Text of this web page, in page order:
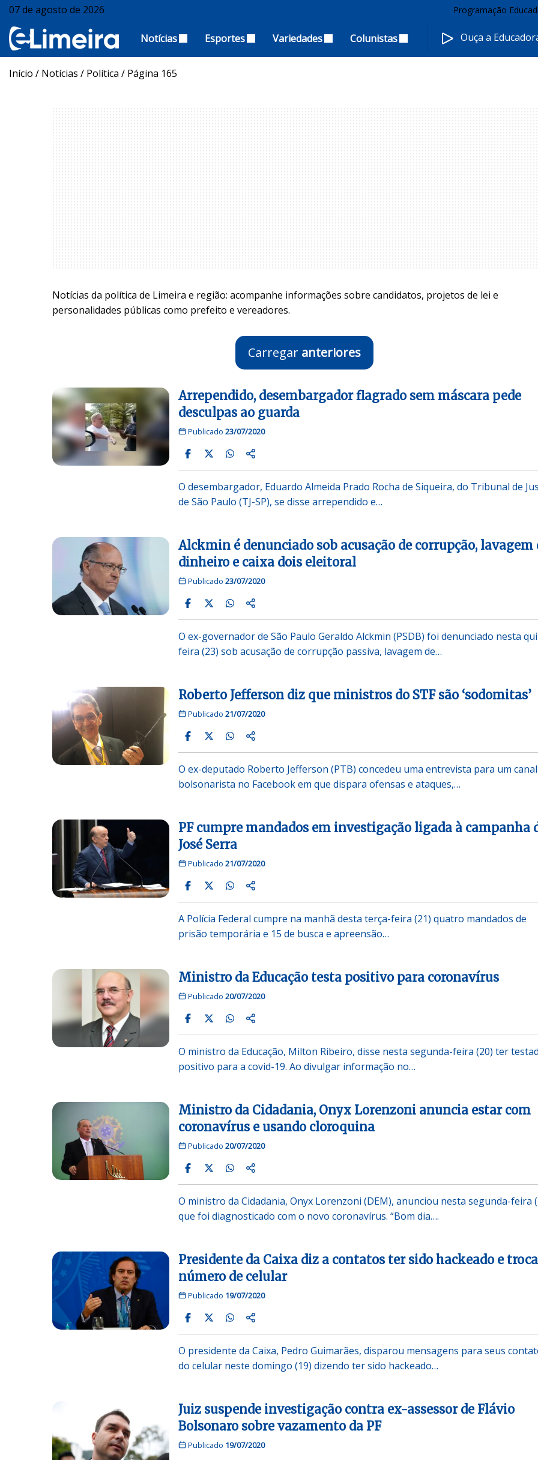
07 de agosto de 2026 Programação
Notícias Esportes Variedades Colunistas Ouça a
Início / Notícias / Política / Página 165
Notícias da política de Limeira e região: acompanhe informações sobre candidatos, projetos de lei e
personalidades públicas como prefeito e vereadores.
Carregar anteriores
Arrependido, desembargador flagrado sem máscara pede
desculpas ao guarda
Publicado 23/07/2020
O desembargador, Eduardo Almeida Prado Rocha de Siqueira, do Tribunal de
de São Paulo (TJ-SP), se disse arrependido e…
Alckmin é denunciado sob acusação de corrupção, lavagem
dinheiro e caixa dois eleitoral
Publicado 23/07/2020
O ex-governador de São Paulo Geraldo Alckmin (PSDB) foi denunciado nesta
feira (23) sob acusação de corrupção passiva, lavagem de…
Roberto Jefferson diz que ministros do STF são ‘sodomitas’
Publicado 21/07/2020
O ex-deputado Roberto Jefferson (PTB) concedeu uma entrevista para um canal
bolsonarista no Facebook em que dispara ofensas e ataques,…
PF cumpre mandados em investigação ligada à campanha
José Serra
Publicado 21/07/2020
A Polícia Federal cumpre na manhã desta terça-feira (21) quatro mandados de
prisão temporária e 15 de busca e apreensão…
Ministro da Educação testa positivo para coronavírus
Publicado 20/07/2020
O ministro da Educação, Milton Ribeiro, disse nesta segunda-feira (20) ter
positivo para a covid-19. Ao divulgar informação no…
Ministro da Cidadania, Onyx Lorenzoni anuncia estar com
coronavírus e usando cloroquina
Publicado 20/07/2020
O ministro da Cidadania, Onyx Lorenzoni (DEM), anunciou nesta segunda-feira
que foi diagnosticado com o novo coronavírus. “Bom dia….
Presidente da Caixa diz a contatos ter sido hackeado e troca
número de celular
Publicado 19/07/2020
O presidente da Caixa, Pedro Guimarães, disparou mensagens para seus
do celular neste domingo (19) dizendo ter sido hackeado…
Juiz suspende investigação contra ex-assessor de Flávio
Bolsonaro sobre vazamento da PF
Publicado 19/07/2020